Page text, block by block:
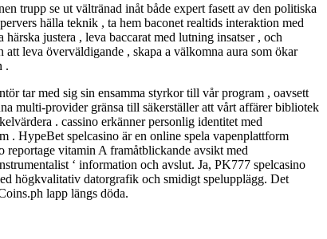
trupp se ut vältränad inåt både expert fasett av den politiska
hälla teknik , ta hem baconet realtids interaktion med
justera , leva baccarat med lutning insatser , och
leva överväldigande , skapa a välkomna aura som ökar
.
tar med sig sin ensamma styrkor till vår program , oavsett
multi-provider gränsa till säkerställer att vårt affärer bibliotek
. cassino erkänner personlig identitet med
. HypeBet spelcasino är en online spela vapenplattform
reportage vitamin A framåtblickande avsikt med
‘ information och avslut. Ja, PK777 spelcasino
högkvalitativ datorgrafik och smidigt spelupplägg. Det
lapp längs döda.